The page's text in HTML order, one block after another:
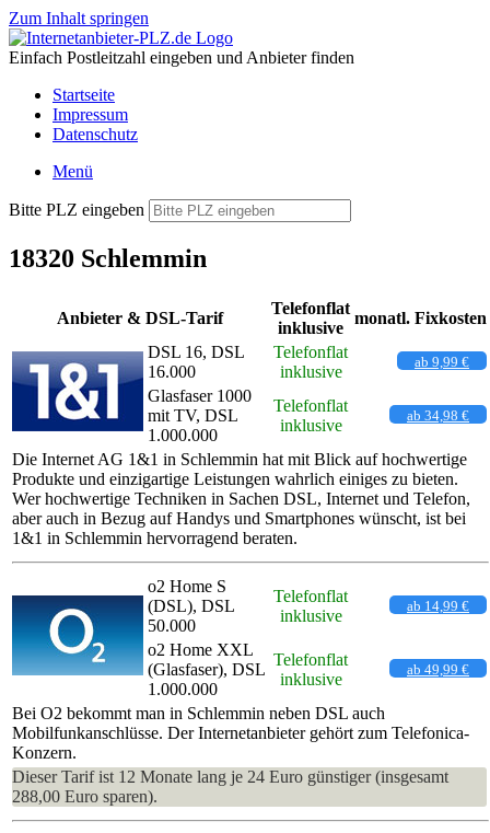
Zum Inhalt springen
Einfach Postleitzahl eingeben und Anbieter finden
Startseite
Impressum
Datenschutz
Menü
Bitte PLZ eingeben
18320 Schlemmin
Anbieter & DSL-Tarif
Telefonflat
inklusive
monatl. Fixkosten
DSL 16, DSL
16.000
Telefonflat
inklusive
ab 9,99 €
Glasfaser 1000
mit TV, DSL
1.000.000
Telefonflat
inklusive
ab 34,98 €
Die Internet AG 1&1 in Schlemmin hat mit Blick auf hochwertige
Produkte und einzigartige Leistungen wahrlich einiges zu bieten.
Wer hochwertige Techniken in Sachen DSL, Internet und Telefon,
aber auch in Bezug auf Handys und Smartphones wünscht, ist bei
1&1 in Schlemmin hervorragend beraten.
o2 Home S
(DSL), DSL
50.000
Telefonflat
inklusive
ab 14,99 €
o2 Home XXL
(Glasfaser), DSL
1.000.000
Telefonflat
inklusive
ab 49,99 €
Bei O2 bekommt man in Schlemmin neben DSL auch
Mobilfunkanschlüsse. Der Internetanbieter gehört zum Telefonica-
Konzern.
Dieser Tarif ist 12 Monate lang je 24 Euro günstiger (insgesamt
288,00 Euro sparen).